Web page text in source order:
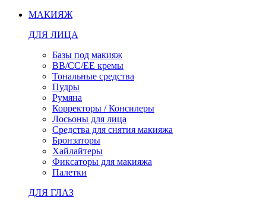
МАКИЯЖ
ДЛЯ ЛИЦА
Базы под макияж
BB/CC/EE кремы
Тональные средства
Пудры
Румяна
Корректоры / Консилеры
Лосьоны для лица
Средства для снятия макияжа
Бронзаторы
Хайлайтеры
Фиксаторы для макияжа
Палетки
ДЛЯ ГЛАЗ